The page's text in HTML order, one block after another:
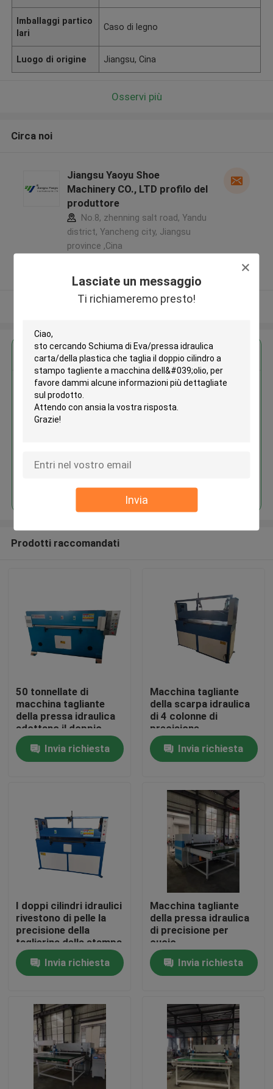
Lasciate un messaggio
Ti richiameremo presto!
Invia
Casa
Giro della fabbrica
Contattici
Richieda una citazione
Macchina tagliante idraulica
Macchina tagliante della pressa idraulica
Tagliatrice idraulica del braccio dell'oscillazione
Imballaggi partico
lari
Caso di legno
Luogo di origine Jiangsu, Cina
Osservi più
Circa noi
Jiangsu Yaoyu Shoe
Machinery CO., LTD profilo del
produttore
No.8, zhenning salt road, Yandu
district, Yancheng city, Jiangsu
province ,Cina
Fornitore verificato
Osservi più
Ottieni il miglior prezzo per
Schiuma di Eva/pressa idraulica
carta/della plastica che taglia il
Prodotti raccomandati
50 tonnellate di
macchina tagliante
della pressa idraulica
adottano il doppio
cilindro dell'olio
Invia richiesta
Macchina tagliante
della scarpa idraulica
di 4 colonne di
precisione
Invia richiesta
I doppi cilindri idraulici
rivestono di pelle la
precisione della
taglierina della stampa
Invia richiesta
Macchina tagliante
della pressa idraulica
di precisione per
cuoio
Invia richiesta